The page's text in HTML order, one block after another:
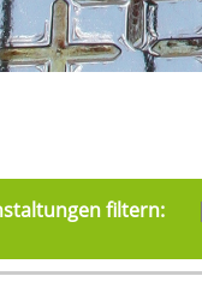
filtern: